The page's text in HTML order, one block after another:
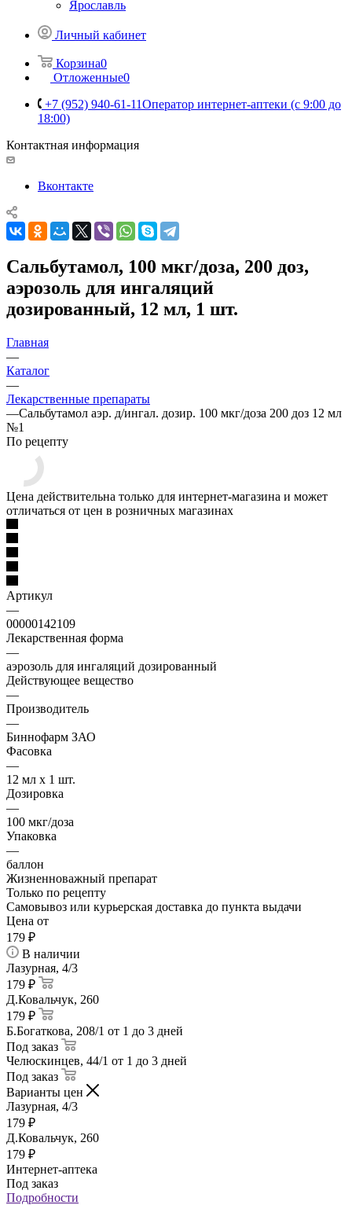
Ярославль
Личный кабинет
Корзина0
Отложенные0
+7 (952) 940-61-11Оператор интернет-аптеки (с 9:00 до
18:00)
Контактная информация
Вконтакте
Сальбутамол, 100 мкг/доза, 200 доз,
аэрозоль для ингаляций
дозированный, 12 мл, 1 шт.
Главная
—
Каталог
—
Лекарственные препараты
—Сальбутамол аэр. д/ингал. дозир. 100 мкг/доза 200 доз 12 мл
№1
По рецепту
Цена действительна только для интернет-магазина и может
отличаться от цен в розничных магазинах
Артикул
—
00000142109
Лекарственная форма
—
аэрозоль для ингаляций дозированный
Действующее вещество
—
Производитель
—
Биннофарм ЗАО
Фасовка
—
12 мл x 1 шт.
Дозировка
—
100 мкг/доза
Упаковка
—
баллон
Жизненноважный препарат
Только по рецепту
Самовывоз или курьерская доставка до пункта выдачи
Цена от
179 ₽
В наличии
Лазурная, 4/3
179 ₽
Д.Ковальчук, 260
179 ₽
Б.Богаткова, 208/1 от 1 до 3 дней
Под заказ
Челюскинцев, 44/1 от 1 до 3 дней
Под заказ
Варианты цен
Лазурная, 4/3
179 ₽
Д.Ковальчук, 260
179 ₽
Интернет-аптека
Под заказ
Подробности